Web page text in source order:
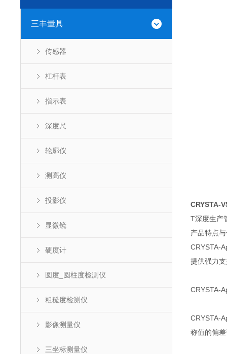
三丰量具
传感器
杠杆表
指示表
深度尺
轮廓仪
测高仪
投影仪
显微镜
硬度计
圆度_圆柱度检测仪
粗糙度检测仪
影像测量仪
三坐标测量仪
CRYSTA-
T深度生产
产品特点
CRYSTA-
提供强力
CRYSTA-
CRYSTA-
称值的偏